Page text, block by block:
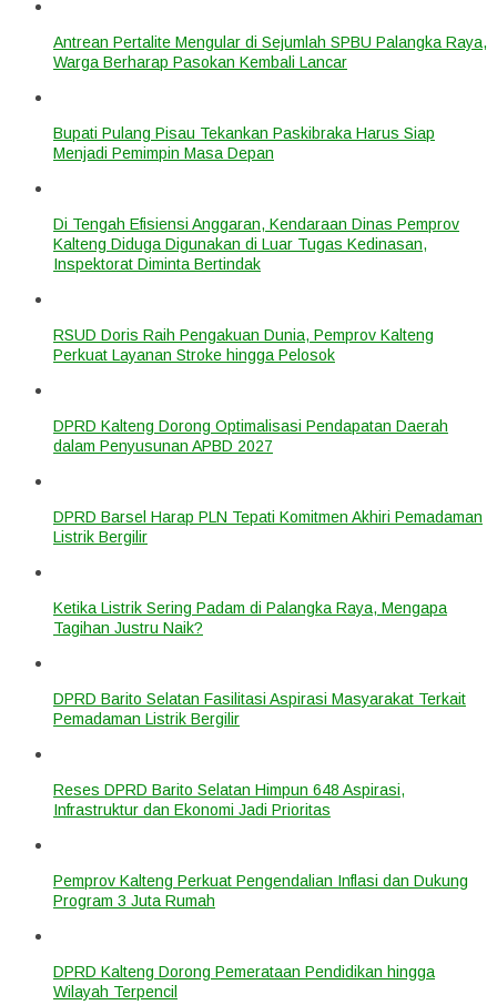
Antrean Pertalite Mengular di Sejumlah SPBU Palangka Raya,
Warga Berharap Pasokan Kembali Lancar
Bupati Pulang Pisau Tekankan Paskibraka Harus Siap
Menjadi Pemimpin Masa Depan
Di Tengah Efisiensi Anggaran, Kendaraan Dinas Pemprov
Kalteng Diduga Digunakan di Luar Tugas Kedinasan,
Inspektorat Diminta Bertindak
RSUD Doris Raih Pengakuan Dunia, Pemprov Kalteng
Perkuat Layanan Stroke hingga Pelosok
DPRD Kalteng Dorong Optimalisasi Pendapatan Daerah
dalam Penyusunan APBD 2027
DPRD Barsel Harap PLN Tepati Komitmen Akhiri Pemadaman
Listrik Bergilir
Ketika Listrik Sering Padam di Palangka Raya, Mengapa
Tagihan Justru Naik?
DPRD Barito Selatan Fasilitasi Aspirasi Masyarakat Terkait
Pemadaman Listrik Bergilir
Reses DPRD Barito Selatan Himpun 648 Aspirasi,
Infrastruktur dan Ekonomi Jadi Prioritas
Pemprov Kalteng Perkuat Pengendalian Inflasi dan Dukung
Program 3 Juta Rumah
DPRD Kalteng Dorong Pemerataan Pendidikan hingga
Wilayah Terpencil